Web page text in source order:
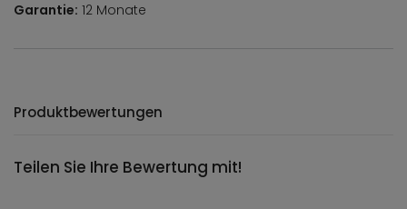
Garantie: 12 Monate
Produktbewertungen
Teilen Sie Ihre Bewertung mit!